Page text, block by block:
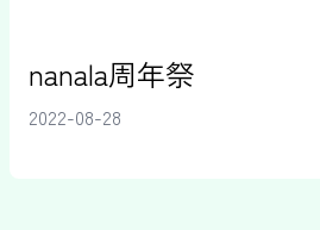
nanala周年祭
2022-08-28